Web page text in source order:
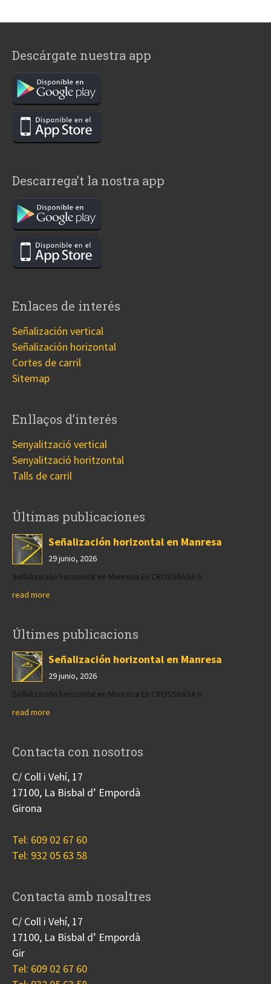
Descárgate nuestra app
Descarrega’t la nostra app
Enlaces de interés
Señalización vertical
Señalización horizontal
Cortes de carril
Sitemap
Enllaços d’interés
Senyalització vertical
Senyalització horitzontal
Talls de carril
Últimas publicaciones
Señalización horizontal en Manresa
29 junio, 2026
Señalización horizontal en Manresa En CROSSBASA h
read more
Últimes publicacions
Señalización horizontal en Manresa
29 junio, 2026
Señalización horizontal en Manresa En CROSSBASA h
read more
Contacta con nosotros
C/ Coll i Vehí, 17
17100, La Bisbal d’ Empordà
Girona
Tel: 609 02 67 60
Tel: 932 05 63 58
Contacta amb nosaltres
C/ Coll i Vehí, 17
17100, La Bisbal d’ Empordà
Gir
Tel: 609 02 67 60